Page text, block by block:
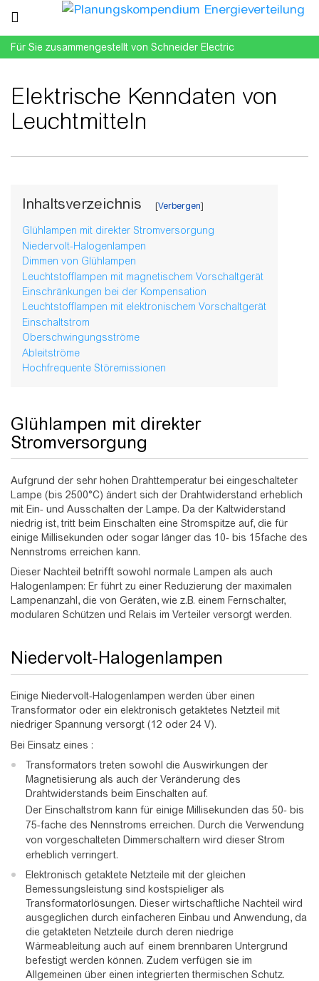
Für Sie zusammengestellt von Schneider Electric
Elektrische Kenndaten von
Leuchtmitteln
Inhaltsverzeichnis
Glühlampen mit direkter Stromversorgung
Niedervolt-Halogenlampen
Dimmen von Glühlampen
Leuchtstofflampen mit magnetischem Vorschaltgerät
Einschränkungen bei der Kompensation
Leuchtstofflampen mit elektronischem Vorschaltgerät
Einschaltstrom
Oberschwingungsströme
Ableitströme
Hochfrequente Störemissionen
Glühlampen mit direkter
Stromversorgung
Aufgrund der sehr hohen Drahttemperatur bei eingeschalteter
Lampe (bis 2500°C) ändert sich der Drahtwiderstand erheblich
mit Ein- und Ausschalten der Lampe. Da der Kaltwiderstand
niedrig ist, tritt beim Einschalten eine Stromspitze auf, die für
einige Millisekunden oder sogar länger das 10- bis 15fache des
Nennstroms erreichen kann.
Dieser Nachteil betrifft sowohl normale Lampen als auch
Halogenlampen: Er führt zu einer Reduzierung der maximalen
Lampenanzahl, die von Geräten, wie z.B. einem Fernschalter,
modularen Schützen und Relais im Verteiler versorgt werden.
Niedervolt-Halogenlampen
Einige Niedervolt-Halogenlampen werden über einen
Transformator oder ein elektronisch getaktetes Netzteil mit
niedriger Spannung versorgt (12 oder 24 V).
Bei Einsatz eines :
Transformators treten sowohl die Auswirkungen der
Magnetisierung als auch der Veränderung des
Drahtwiderstands beim Einschalten auf.
Der Einschaltstrom kann für einige Millisekunden das 50- bis
75-fache des Nennstroms erreichen. Durch die Verwendung
von vorgeschalteten Dimmerschaltern wird dieser Strom
erheblich verringert.
Elektronisch getaktete Netzteile mit der gleichen
Bemessungsleistung sind kostspieliger als
Transformatorlösungen. Dieser wirtschaftliche Nachteil wird
ausgeglichen durch einfacheren Einbau und Anwendung, da
die getakteten Netzteile durch deren niedrige
Wärmeableitung auch auf einem brennbaren Untergrund
befestigt werden können. Zudem verfügen sie im
Allgemeinen über einen integrierten thermischen Schutz.